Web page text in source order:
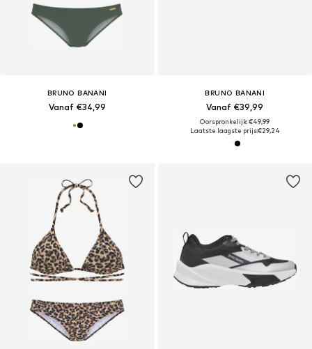
BRUNO BANANI
Vanaf €34,99
BRUNO BANANI
Vanaf €39,99
Oorspronkelijk: €49,99
Laatste laagste prijs:€29,24